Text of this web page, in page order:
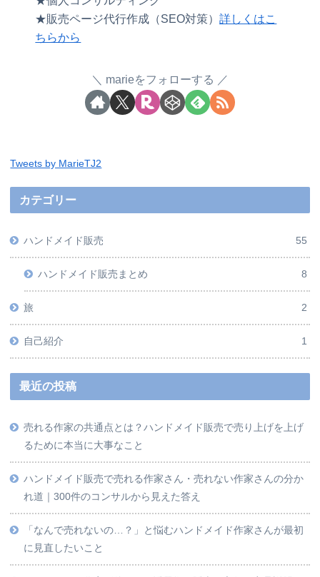
★販売ページ代行作成（SEO対策）詳しくはこ
ちらから
marieをフォローする
Tweets by MarieTJ2
カテゴリー
ハンドメイド販売 55
ハンドメイド販売まとめ 8
旅 2
自己紹介 1
最近の投稿
売れる作家の共通点とは？ハンドメイド販売で売り上げを上げ
るために本当に大事なこと
ハンドメイド販売で売れる作家さん・売れない作家さんの分か
れ道｜300件のコンサルから見えた答え
「なんで売れないの…？」と悩むハンドメイド作家さんが最初
に見直したいこと